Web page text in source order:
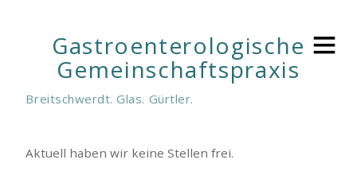
Gastroenterologische
Gemeinschaftspraxis
Breitschwerdt. Glas. Gürtler.
Aktuell haben wir keine Stellen frei.